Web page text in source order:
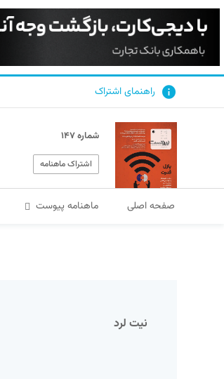
راهنمای اشتراک
شماره ۱۴۷
اشتراک ماهنامه
صفحه اصلی ماهنامه پیوست
نیت لرد